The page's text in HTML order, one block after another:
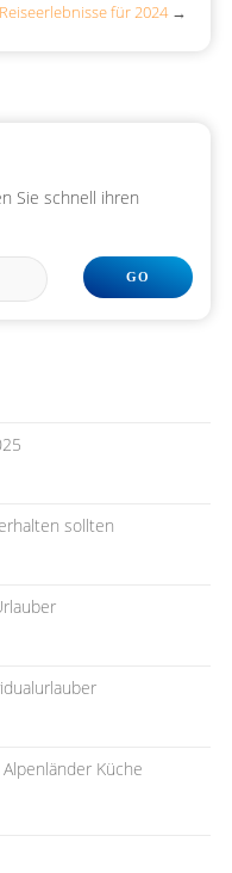
für 2024→
Sie schnell ihren
sollten
Küche